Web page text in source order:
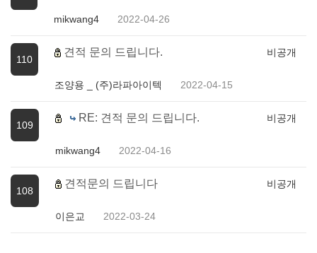
mikwang4 2022-04-26
110
견적 문의 드립니다.
조양용 _ (주)라파아이텍 2022-04-15
비공개
109
RE: 견적 문의 드립니다.
mikwang4 2022-04-16
비공개
108
견적문의 드립니다
이은교 2022-03-24
비공개